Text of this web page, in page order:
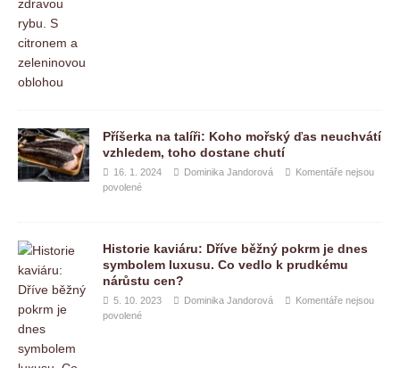
Příšerka na talíři: Koho mořský ďas neuchvátí
vzhledem, toho dostane chutí
16. 1. 2024 Dominika Jandorová
Komentáře nejsou
povolené
Historie kaviáru: Dříve běžný pokrm je dnes
symbolem luxusu. Co vedlo k prudkému
nárůstu cen?
5. 10. 2023 Dominika Jandorová
Komentáře nejsou
povolené